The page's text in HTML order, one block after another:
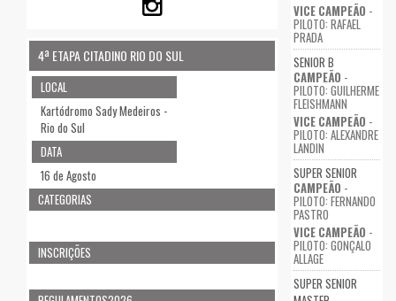
4ª ETAPA CITADINO RIO DO SUL
LOCAL
Kartódromo Sady Medeiros -
Rio do Sul
DATA
16 de Agosto
CATEGORIAS
INSCRIÇÕES
VICE CAMPEÃO -
PILOTO: RAFAEL
PRADA
SENIOR B
CAMPEÃO -
PILOTO: GUILHERME
FLEISHMANN
VICE CAMPEÃO -
PILOTO: ALEXANDRE
LANDIN
SUPER SENIOR
CAMPEÃO -
PILOTO: FERNANDO
PASTRO
VICE CAMPEÃO -
PILOTO: GONÇALO
ALLAGE
SUPER SENIOR